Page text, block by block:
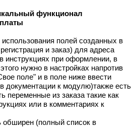
функционал
полей созданных в
и заказ) для адреса
инструкциях при оформлении, в
нужно в настройках напротив
поле" и в поле ниже ввести
документации к модулю)также есть
переменные из заказа такие как
или в комментариях к
обширен (полный список в